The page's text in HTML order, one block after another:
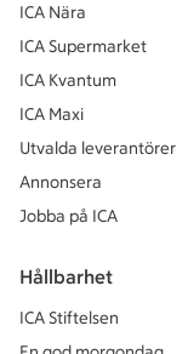
ICA Nära
ICA Supermarket
ICA Kvantum
ICA Maxi
Utvalda leverantörer
Annonsera
Jobba på ICA
Hållbarhet
ICA Stiftelsen